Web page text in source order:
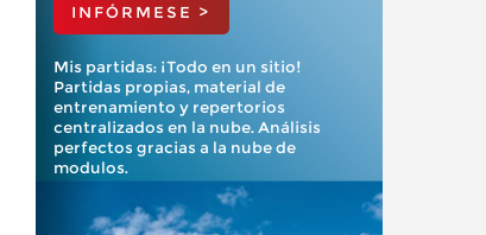
INFÓRMESE >
Mis partidas: ¡Todo en un sitio!
Partidas propias, material de
entrenamiento y repertorios
centralizados en la nube. Análisis
perfectos gracias a la nube de
modulos.